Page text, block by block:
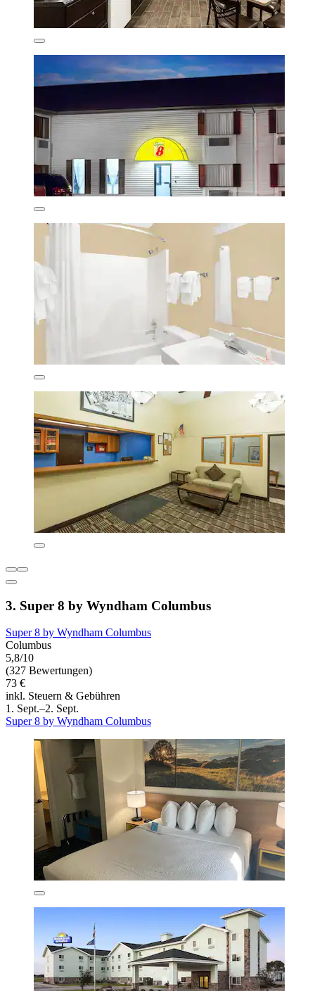
3. Super 8 by Wyndham Columbus
Super 8 by Wyndham Columbus
Columbus
5,8/10
(327 Bewertungen)
73 €
inkl. Steuern & Gebühren
1. Sept.–2. Sept.
Super 8 by Wyndham Columbus